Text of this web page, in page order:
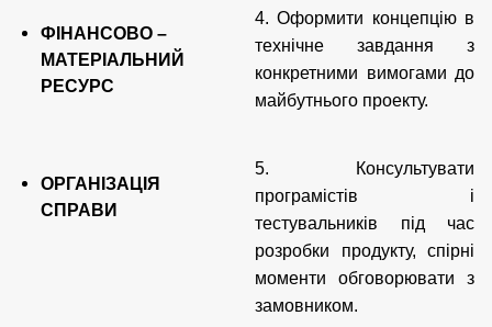
ФІНАНСОВО –
МАТЕРІАЛЬНИЙ
РЕСУРС
4. Оформити концепцію в
технічне завдання з
конкретними вимогами до
майбутнього проекту.
ОРГАНІЗАЦІЯ
СПРАВИ
5. Консультувати
програмістів і
тестувальників під час
розробки продукту, спірні
моменти обговорювати з
замовником.